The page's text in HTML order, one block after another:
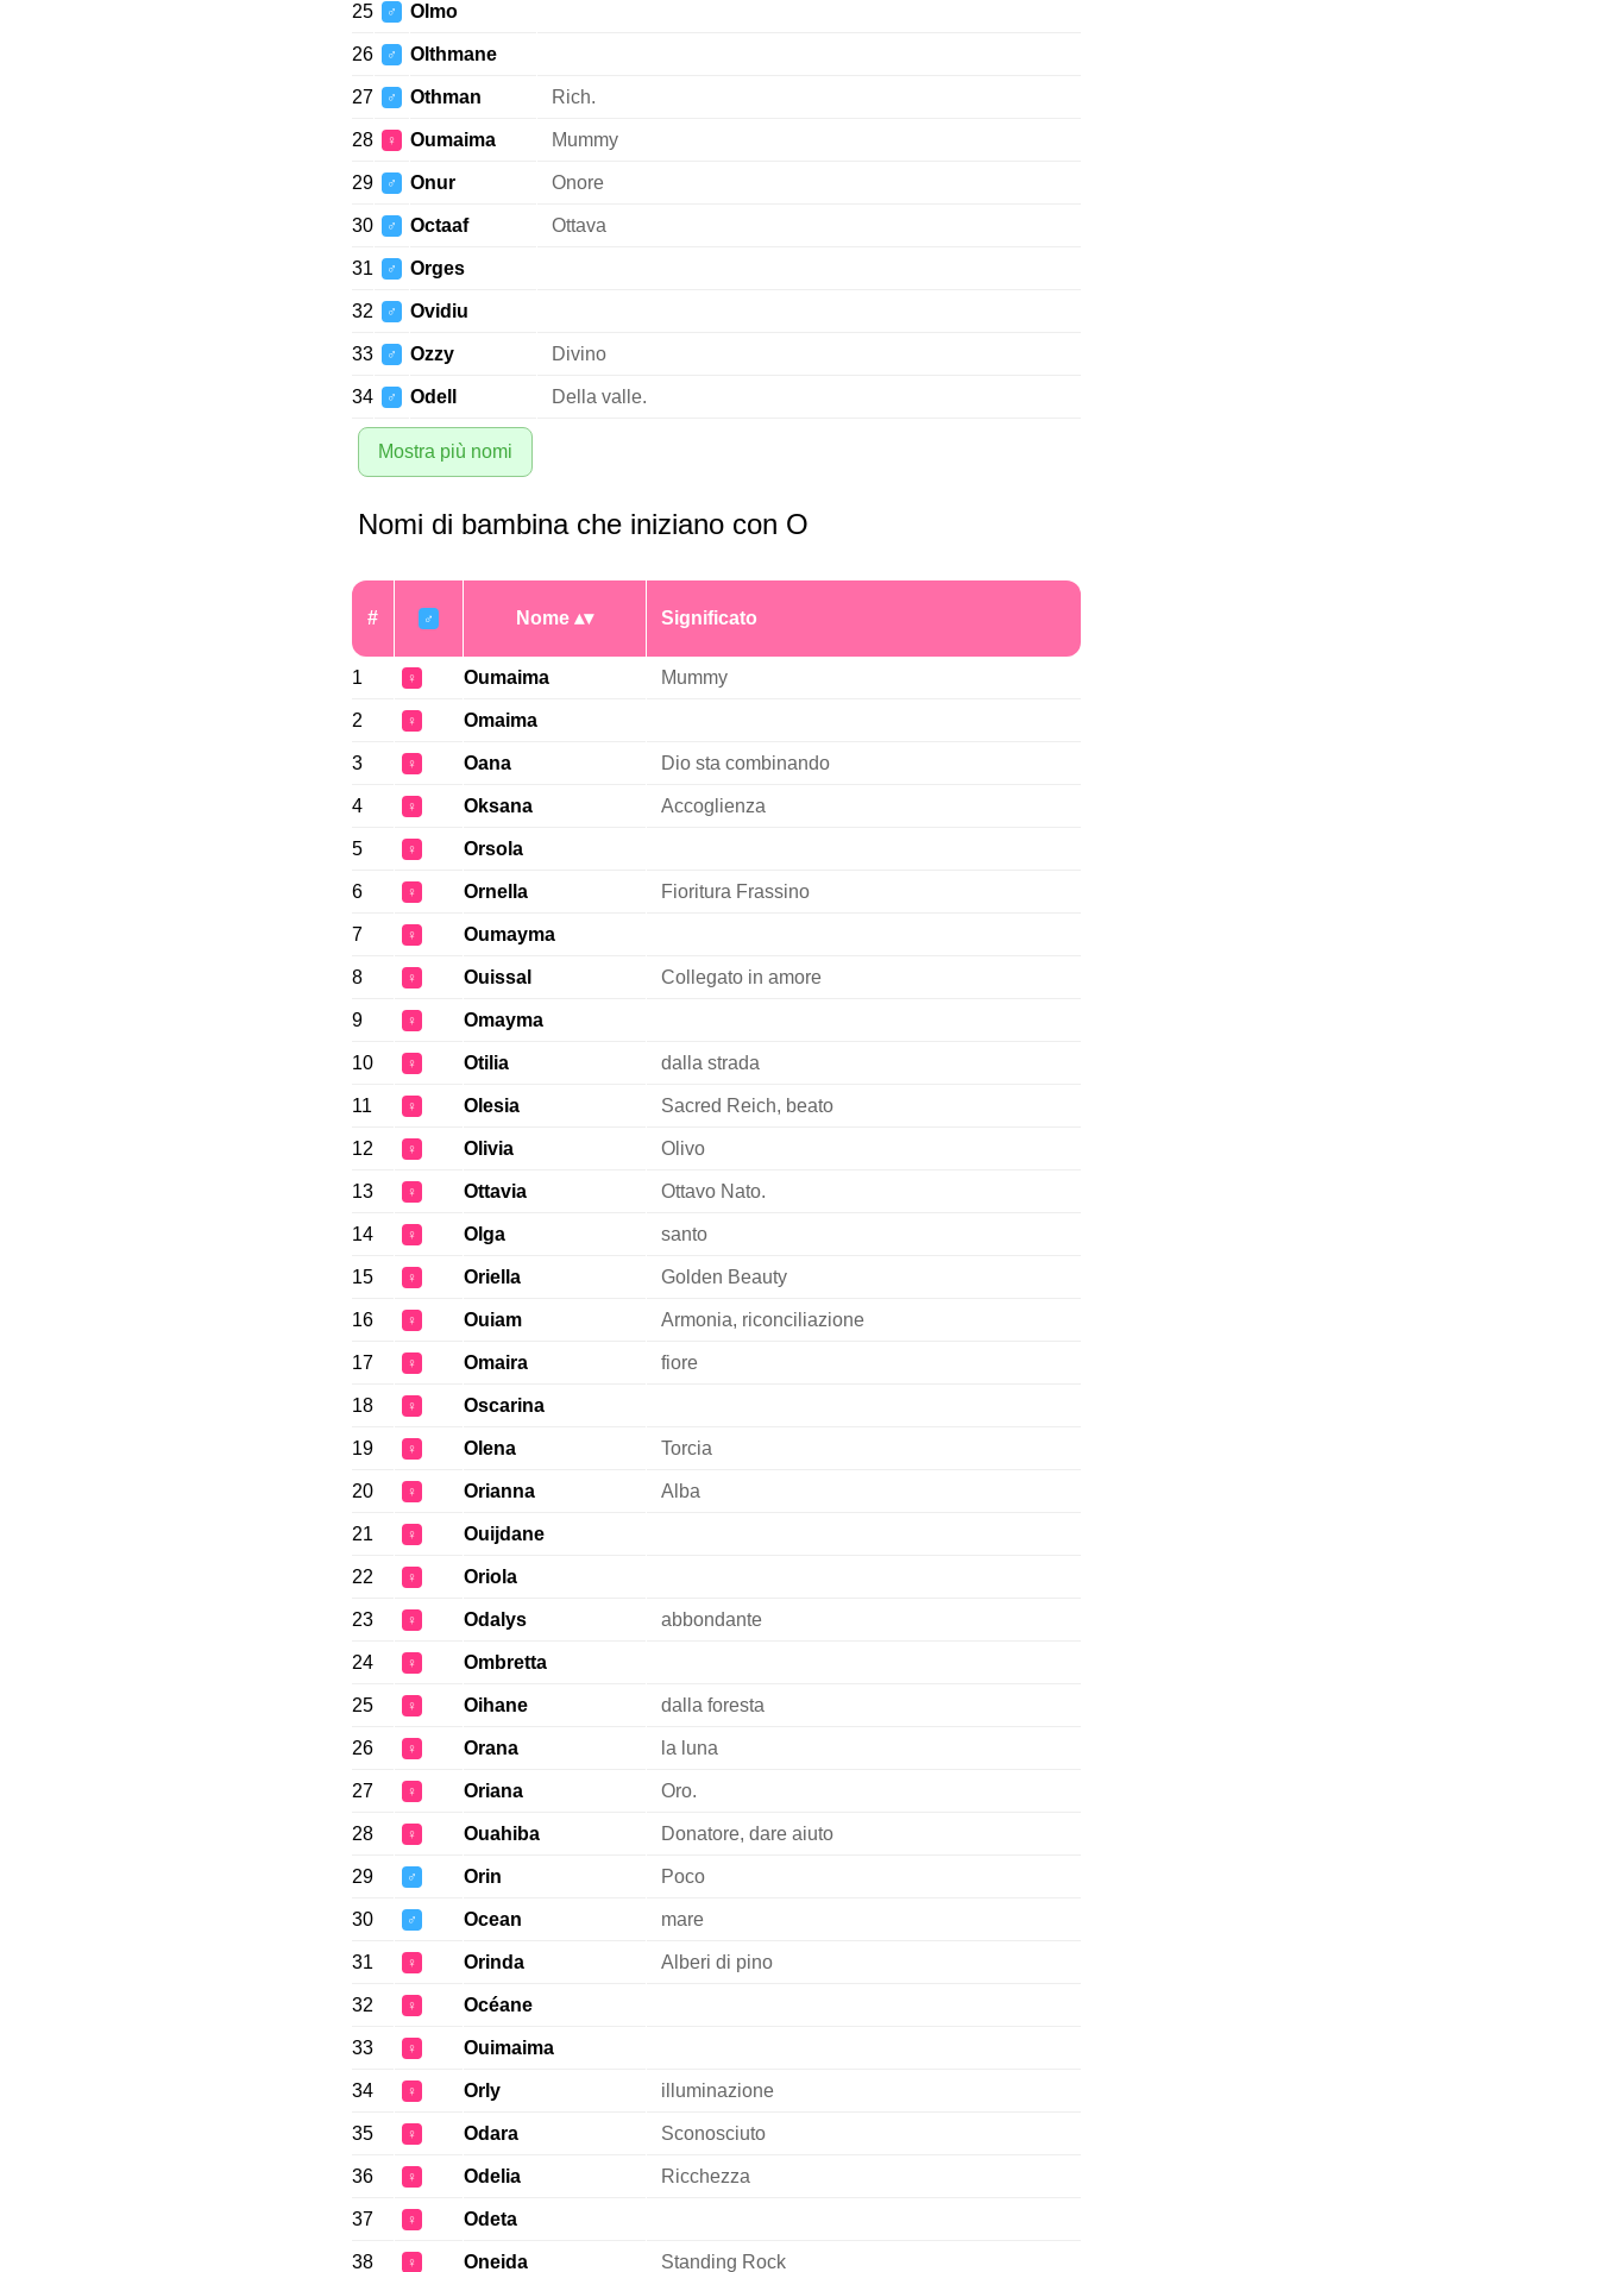
25 ♂ Olmo
26 ♂ Olthmane
27 ♂ Othman Rich.
28 ♀ Oumaima Mummy
29 ♂ Onur Onore
30 ♂ Octaaf Ottava
31 ♂ Orges
32 ♂ Ovidiu
33 ♂ Ozzy Divino
34 ♂ Odell Della valle.
Mostra più nomi
Nomi di bambina che iniziano con O
# ♂ Nome Significato
1 ♀ Oumaima Mummy
2 ♀ Omaima
3 ♀ Oana Dio sta combinando
4 ♀ Oksana Accoglienza
5 ♀ Orsola
6 ♀ Ornella Fioritura Frassino
7 ♀ Oumayma
8 ♀ Ouissal Collegato in amore
9 ♀ Omayma
10 ♀ Otilia dalla strada
11 ♀ Olesia Sacred Reich, beato
12 ♀ Olivia Olivo
13 ♀ Ottavia Ottavo Nato.
14 ♀ Olga santo
15 ♀ Oriella Golden Beauty
16 ♀ Ouiam Armonia, riconciliazione
17 ♀ Omaira fiore
18 ♀ Oscarina
19 ♀ Olena Torcia
20 ♀ Orianna Alba
21 ♀ Ouijdane
22 ♀ Oriola
23 ♀ Odalys abbondante
24 ♀ Ombretta
25 ♀ Oihane dalla foresta
26 ♀ Orana la luna
27 ♀ Oriana Oro.
28 ♀ Ouahiba Donatore, dare aiuto
29 ♂ Orin Poco
30 ♂ Ocean mare
31 ♀ Orinda Alberi di pino
32 ♀ Océane
33 ♀ Ouimaima
34 ♀ Orly illuminazione
35 ♀ Odara Sconosciuto
36 ♀ Odelia Ricchezza
37 ♀ Odeta
38 ♀ Oneida Standing Rock